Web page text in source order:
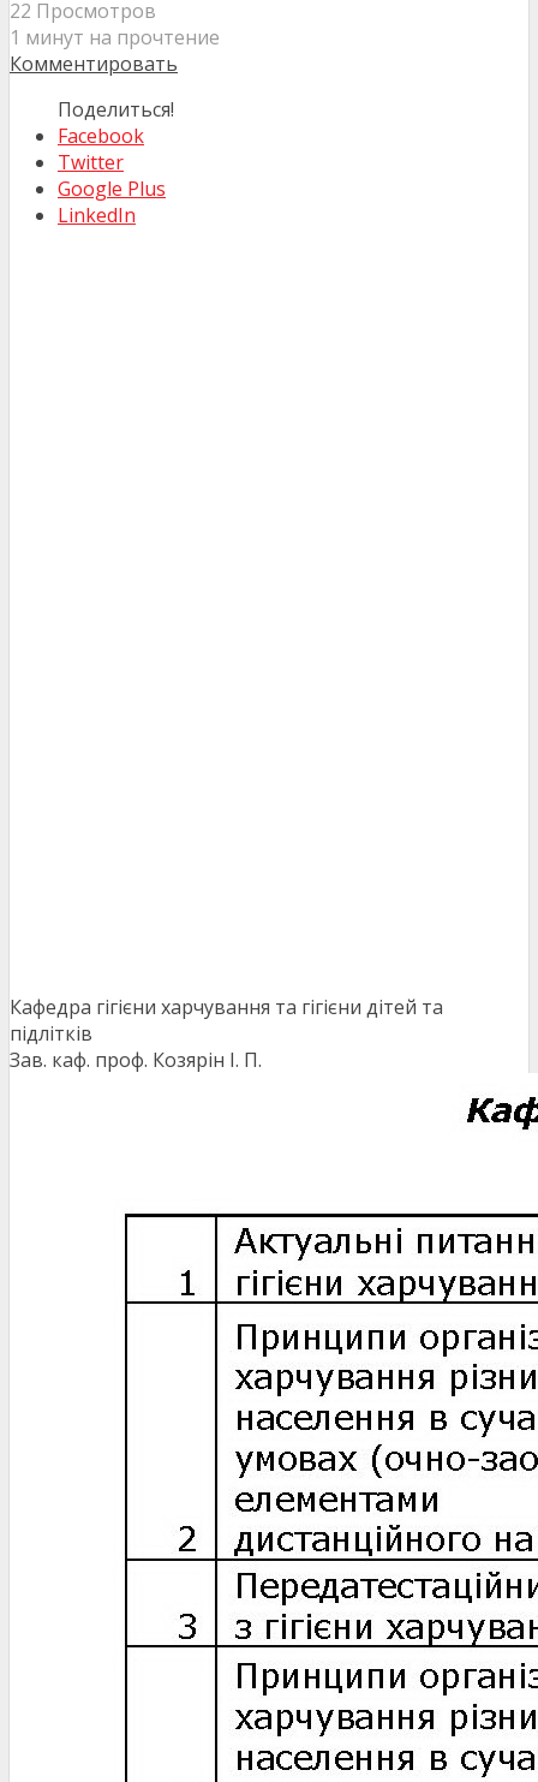
22 Просмотров
1 минут на прочтение
Комментировать
Поделиться!
Facebook
Twitter
Google Plus
LinkedIn
Кафедра гігієни харчування та гігієни дітей та
підлітків
Зав. каф. проф. Козярін І. П.